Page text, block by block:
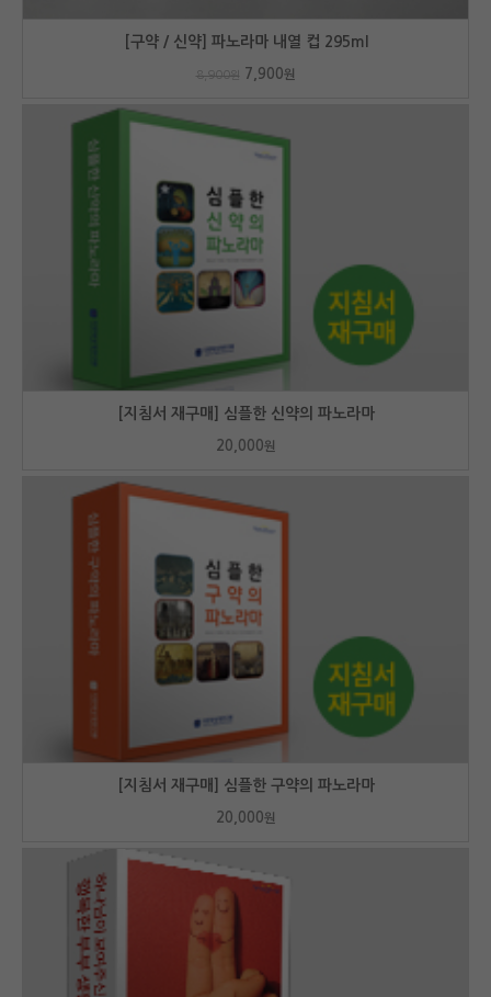
[구약 / 신약] 파노라마 내열 컵 295ml
8,900원 7,900원
[지침서 재구매] 심플한 신약의 파노라마
20,000원
[지침서 재구매] 심플한 구약의 파노라마
20,000원